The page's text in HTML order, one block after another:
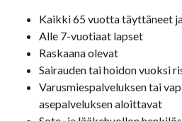
Kaikki 65 vuotta täyttäneet
Alle 7-vuotiaat lapset
Raskaana olevat
Sairauden tai hoidon vuoksi
Varusmiespalveluksen tai
asepalveluksen aloittavat